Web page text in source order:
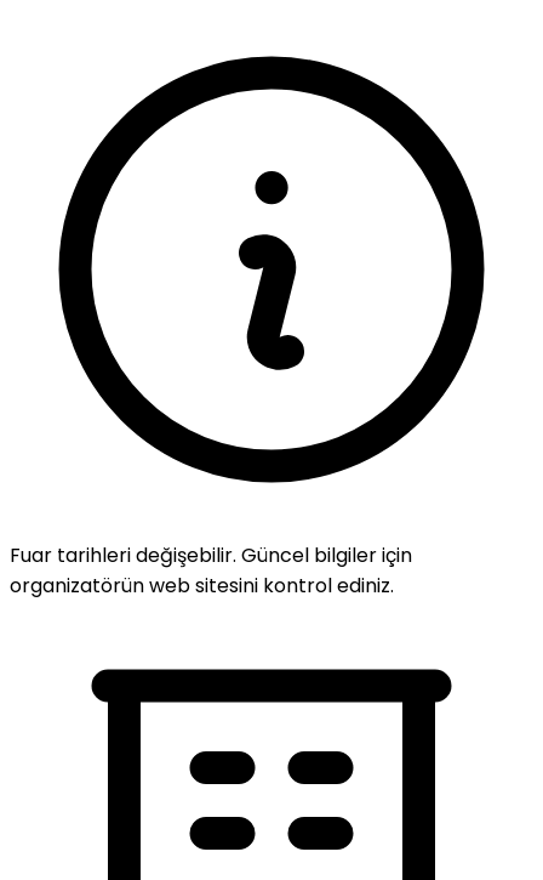
Fuar tarihleri değişebilir. Güncel bilgiler için
organizatörün web sitesini kontrol ediniz.